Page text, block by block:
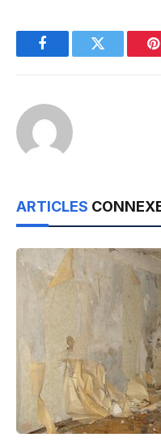
FacebookTwitter
ARTICLES